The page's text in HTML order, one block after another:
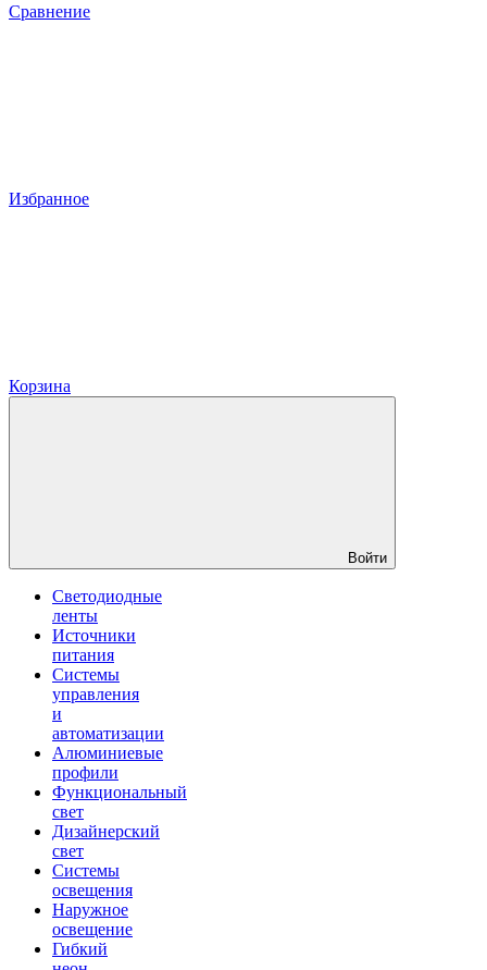
Сравнение
Избранное
Корзина
Войти
Светодиодные
ленты
Источники
питания
Системы
управления
и
автоматизации
Алюминиевые
профили
Функциональный
свет
Дизайнерский
свет
Системы
освещения
Наружное
освещение
Гибкий